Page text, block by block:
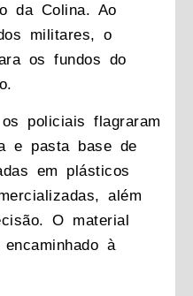
da Colina. Ao
militares, o
os fundos do
policiais flagraram
e pasta base de
em plásticos
além
O material
à